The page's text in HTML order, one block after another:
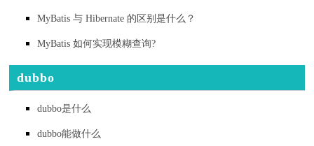
MyBatis 与 Hibernate 的区别是什么？
MyBatis 如何实现模糊查询?
dubbo
dubbo是什么
dubbo能做什么